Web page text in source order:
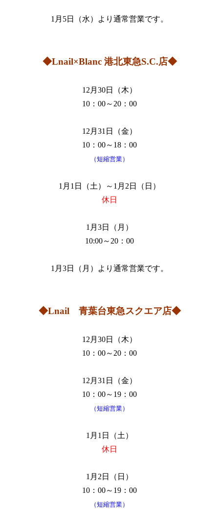
1月5日（水）より通常営業です。
◆Lnail×Blanc 港北東急S.C.店◆
12月30日（木）
10：00～20：00
12月31日（金）
10：00～18：00
（短縮営業）
1月1日（土）～1月2日（日）
休日
1月3日（月）
10:00～20：00
1月3日（月）より通常営業です。
◆Lnail 青葉台東急スクエア店◆
12月30日（木）
10：00～20：00
12月31日（金）
10：00～19：00
（短縮営業）
1月1日（土）
休日
1月2日（日）
10：00～19：00
（短縮営業）